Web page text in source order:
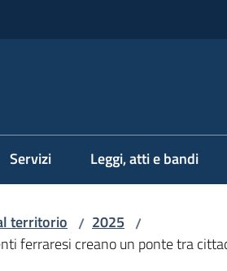
Servizi Leggi, atti e bandi
territorio / 2025 /
ferraresi creano un ponte tra